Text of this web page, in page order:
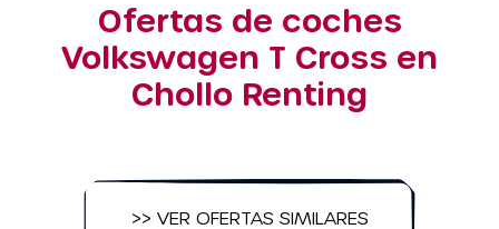
Ofertas de coches
Volkswagen T Cross en
Chollo Renting
>> VER OFERTAS SIMILARES